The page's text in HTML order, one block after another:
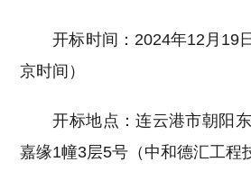
开标时间：2024年12月19
京时间）
开标地点：连云港市朝阳
嘉缘1幢3层5号（中和德汇工程